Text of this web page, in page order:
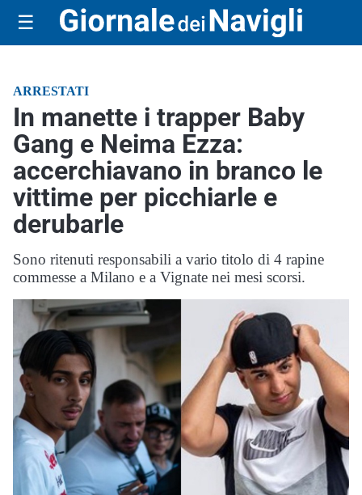
☰
ARRESTATI
In manette i trapper Baby
Gang e Neima Ezza:
accerchiavano in branco le
vittime per picchiarle e
derubarle
Sono ritenuti responsabili a vario titolo di 4 rapine
commesse a Milano e a Vignate nei mesi scorsi.